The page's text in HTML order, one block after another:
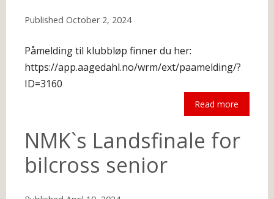
Published October 2, 2024
Påmelding til klubbløp finner du her:
https://app.aagedahl.no/wrm/ext/paamelding/?
ID=3160
Read more
NMK`s Landsfinale for
bilcross senior